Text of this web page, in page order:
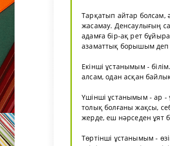
Тарқатып айтар болсам,
жасамау. Денсаулығың
адамға бір-ақ рет
азаматтық борышым деп
Екінші ұстанымым -
алсам, одан асқан
Үшінші ұстанымым - ар -
толық болғаны жақсы,
жерде, еш нәрседен ұят
Төртінші ұстанымым -